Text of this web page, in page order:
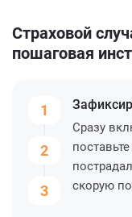
Страховой
пошаговая
1
2
3
Сразу
скорую